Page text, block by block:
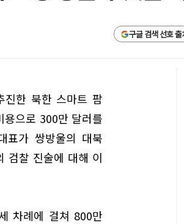
구글 검색 선호 출
진한 북한 스마트 팜
으로 300만 달러를
표가 쌍방울의 대북
검찰 진술에 대해 이
차례에 걸쳐 800만